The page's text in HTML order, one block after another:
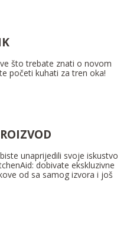
što trebate znati o novom
početi kuhati za tren oka!
unaprijedili svoje iskustvo
dobivate ekskluzivne
od sa samog izvora i još